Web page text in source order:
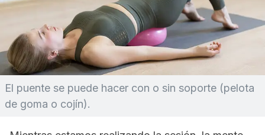
El puente se puede hacer con o sin soporte (pelota
de goma o cojín).